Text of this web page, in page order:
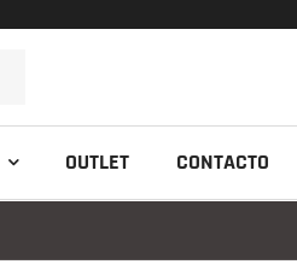
OUTLET CONTACTO